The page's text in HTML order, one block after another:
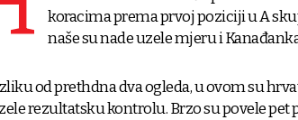
koracima prema prvoj poziciji u A
naše su nade uzele mjeru i
od prethdna dva ogleda, u ovom su
rezultatsku kontrolu. Brzo su povele pet